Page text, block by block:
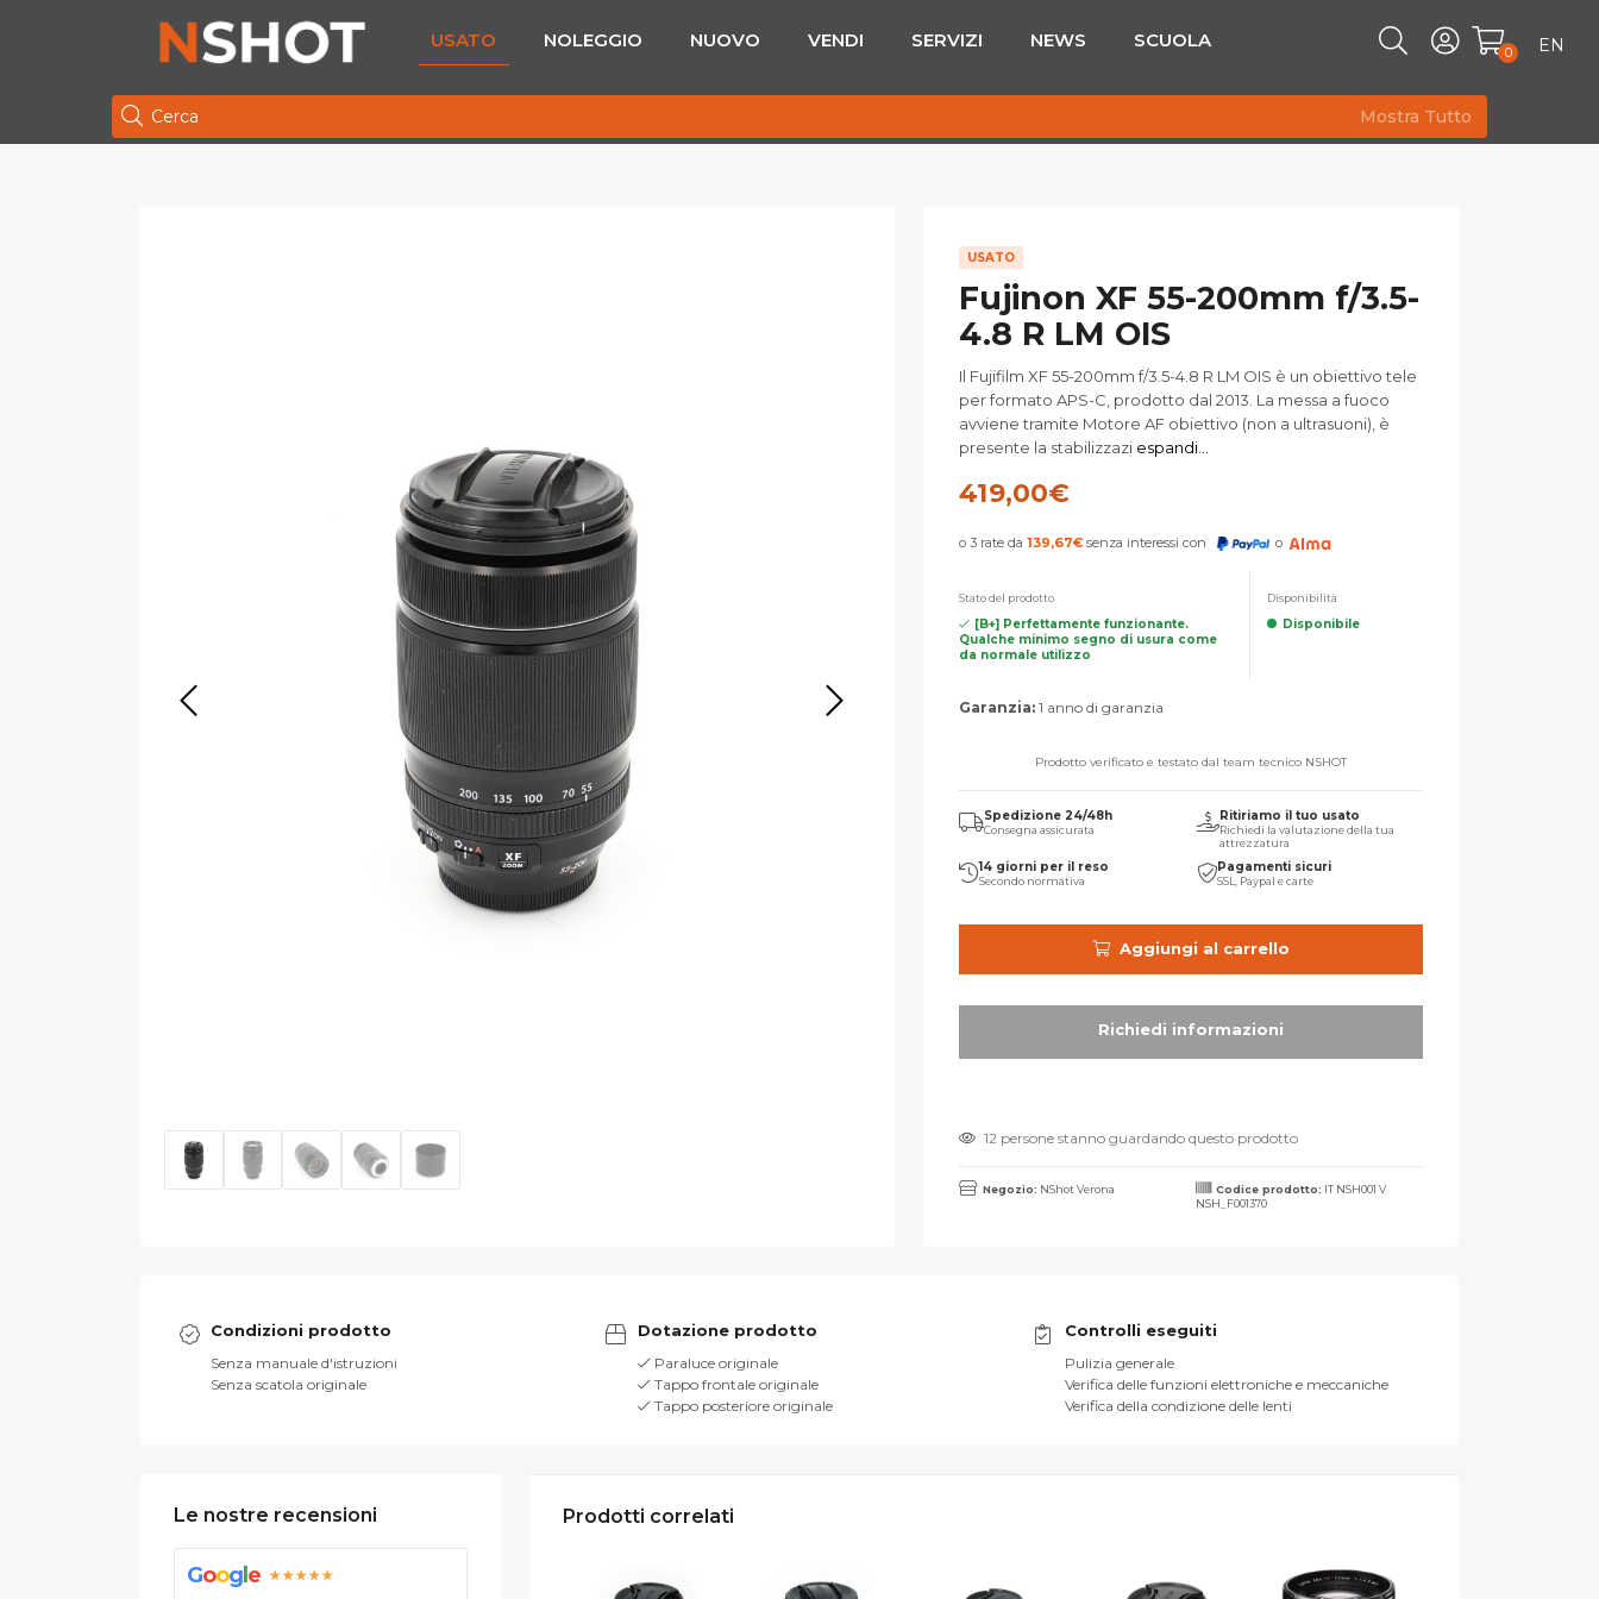
USATO NOLEGGIO NUOVO VENDI SERVIZI NEWS SCUOLA
0 EN
Mostra Tutto
USATO
Fujinon XF 55-200mm f/3.5-
4.8 R LM OIS
Il Fujifilm XF 55-200mm f/3.5-4.8 R LM OIS è un obiettivo tele
per formato APS-C, prodotto dal 2013. La messa a fuoco
avviene tramite Motore AF obiettivo (non a ultrasuoni), è
presente la stabilizzazi espandi...
419,00€
o 3 rate da139,67€ senza interessi con o
Stato del prodotto
[B+] Perfettamente funzionante.
Qualche minimo segno di usura come
da normale utilizzo
Disponibilità
Disponibile
Garanzia: 1 anno di garanzia
Prodotto verificato e testato dal team tecnico NSHOT
Spedizione 24/48h
Consegna assicurata
Ritiriamo il tuo usato
Richiedi la valutazione della tua
attrezzatura
14 giorni per il reso
Secondo normativa
Pagamenti sicuri
SSL, Paypal e carte
Aggiungi al carrello
12 persone stanno guardando questo prodotto
Negozio: NShot Verona Codice prodotto: IT NSH001 V
NSH_F001370
Condizioni prodotto
Senza manuale d'istruzioni
Senza scatola originale
Dotazione prodotto
Paraluce originale
Tappo frontale originale
Tappo posteriore originale
Controlli eseguiti
Pulizia generale
Verifica delle funzioni elettroniche e meccaniche
Verifica della condizione delle lenti
Le nostre recensioni
Googl e ★★★★★
Prodotti correlati